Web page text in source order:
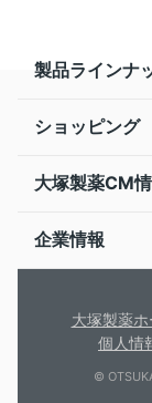
製品ラインナ
ショッピング
大塚製薬CM
企業情報
大塚製薬
個人情
©